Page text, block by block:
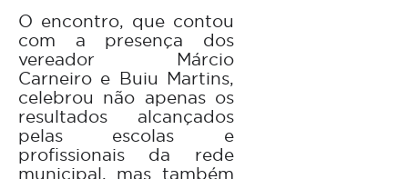
O encontro, que contou
com a presença dos
vereador Márcio
Carneiro e Buiu Martins,
celebrou não apenas os
resultados alcançados
pelas escolas e
profissionais da rede
municipal, mas também